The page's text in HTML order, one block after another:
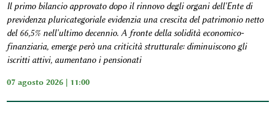
Il primo bilancio approvato dopo il rinnovo degli organi dell'Ente di
previdenza pluricategoriale evidenzia una crescita del patrimonio netto
del 66,5% nell'ultimo decennio. A fronte della solidità economico-
finanziaria, emerge però una criticità strutturale: diminuiscono gli
iscritti attivi, aumentano i pensionati
07 agosto 2026 | 11:00